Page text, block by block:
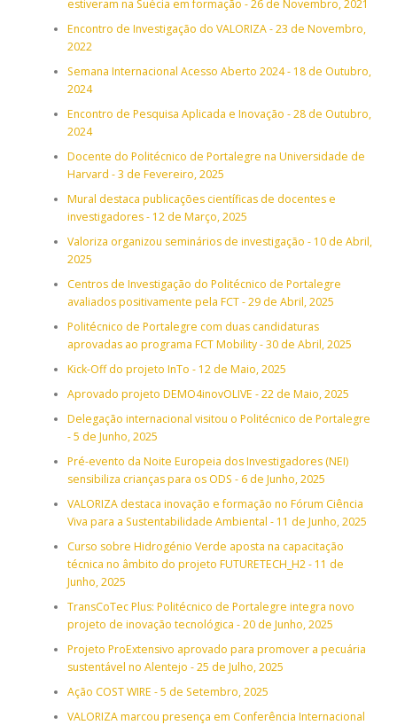
estiveram na Suécia em formação - 26 de Novembro, 2021
Encontro de Investigação do VALORIZA - 23 de Novembro,
2022
Semana Internacional Acesso Aberto 2024 - 18 de Outubro,
2024
Encontro de Pesquisa Aplicada e Inovação - 28 de Outubro,
2024
Docente do Politécnico de Portalegre na Universidade de
Harvard - 3 de Fevereiro, 2025
Mural destaca publicações científicas de docentes e
investigadores - 12 de Março, 2025
Valoriza organizou seminários de investigação - 10 de Abril,
2025
Centros de Investigação do Politécnico de Portalegre
avaliados positivamente pela FCT - 29 de Abril, 2025
Politécnico de Portalegre com duas candidaturas
aprovadas ao programa FCT Mobility - 30 de Abril, 2025
Kick-Off do projeto InTo - 12 de Maio, 2025
Aprovado projeto DEMO4inovOLIVE - 22 de Maio, 2025
Delegação internacional visitou o Politécnico de Portalegre
- 5 de Junho, 2025
Pré-evento da Noite Europeia dos Investigadores (NEI)
sensibiliza crianças para os ODS - 6 de Junho, 2025
VALORIZA destaca inovação e formação no Fórum Ciência
Viva para a Sustentabilidade Ambiental - 11 de Junho, 2025
Curso sobre Hidrogénio Verde aposta na capacitação
técnica no âmbito do projeto FUTURETECH_H2 - 11 de
Junho, 2025
TransCoTec Plus: Politécnico de Portalegre integra novo
projeto de inovação tecnológica - 20 de Junho, 2025
Projeto ProExtensivo aprovado para promover a pecuária
sustentável no Alentejo - 25 de Julho, 2025
Ação COST WIRE - 5 de Setembro, 2025
VALORIZA marcou presença em Conferência Internacional